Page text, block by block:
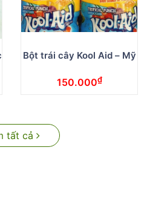
Bột trái cây Kool Aid – Mỹ
150.000₫
tất cả